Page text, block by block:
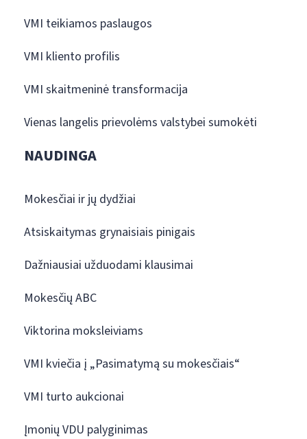
VMI teikiamos paslaugos
VMI kliento profilis
VMI skaitmeninė transformacija
Vienas langelis prievolėms valstybei sumokėti
NAUDINGA
Mokesčiai ir jų dydžiai
Atsiskaitymas grynaisiais pinigais
Dažniausiai užduodami klausimai
Mokesčių ABC
Viktorina moksleiviams
VMI kviečia į „Pasimatymą su mokesčiais“
VMI turto aukcionai
Įmonių VDU palyginimas